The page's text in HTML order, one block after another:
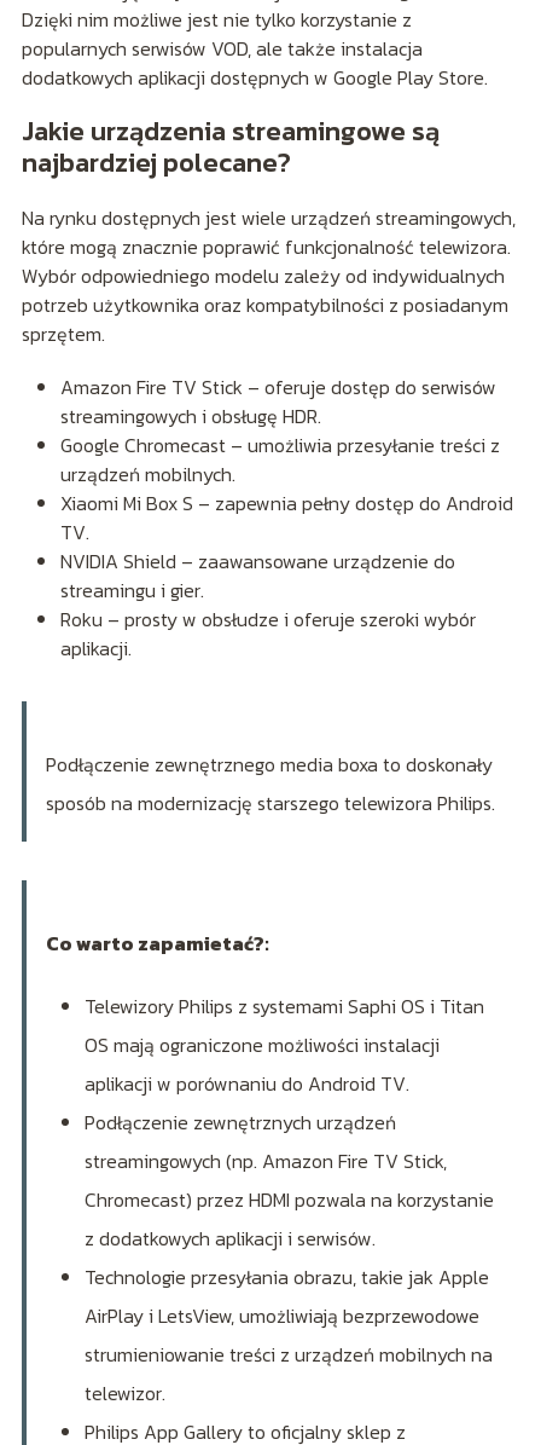
Dzięki nim możliwe jest nie tylko korzystanie z
popularnych serwisów VOD, ale także instalacja
dodatkowych aplikacji dostępnych w Google Play Store.
Jakie urządzenia streamingowe są
najbardziej polecane?
Na rynku dostępnych jest wiele urządzeń streamingowych,
które mogą znacznie poprawić funkcjonalność telewizora.
Wybór odpowiedniego modelu zależy od indywidualnych
potrzeb użytkownika oraz kompatybilności z posiadanym
sprzętem.
Amazon Fire TV Stick – oferuje dostęp do serwisów
streamingowych i obsługę HDR.
Google Chromecast – umożliwia przesyłanie treści z
urządzeń mobilnych.
Xiaomi Mi Box S – zapewnia pełny dostęp do Android
TV.
NVIDIA Shield – zaawansowane urządzenie do
streamingu i gier.
Roku – prosty w obsłudze i oferuje szeroki wybór
aplikacji.
Podłączenie zewnętrznego media boxa to doskonały
sposób na modernizację starszego telewizora Philips.
Co warto zapamietać?:
Telewizory Philips z systemami Saphi OS i Titan
OS mają ograniczone możliwości instalacji
aplikacji w porównaniu do Android TV.
Podłączenie zewnętrznych urządzeń
streamingowych (np. Amazon Fire TV Stick,
Chromecast) przez HDMI pozwala na korzystanie
z dodatkowych aplikacji i serwisów.
Technologie przesyłania obrazu, takie jak Apple
AirPlay i LetsView, umożliwiają bezprzewodowe
strumieniowanie treści z urządzeń mobilnych na
telewizor.
Philips App Gallery to oficjalny sklep z